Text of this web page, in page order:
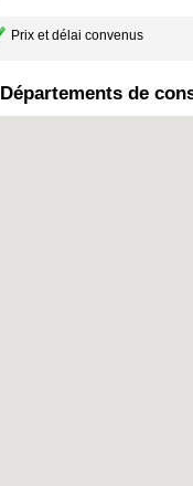
Prix et délai convenus
Départements de